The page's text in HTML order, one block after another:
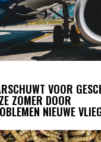
VOOR
ZOMER DOOR
NIEUWE